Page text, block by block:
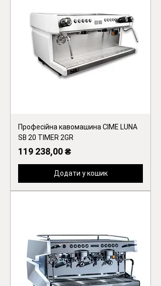
Професійна кавомашина CIME LUNA
SB 20 TIMER 2GR
Ціна
119 238,00 ₴
Додати у кошик